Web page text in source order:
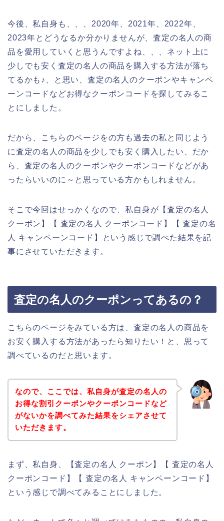
今後、私自身も、、、2020年、2021年、2022年、
2023年とどうなるか分かりませんが、査定の名人の商
品を愛用していくと思うんですよね、、、ネット上に
少しでも安く査定の名人の商品を購入する方法が落ち
てるかも♪、と思い、査定の名人のクーポンやキャンペ
ーンコードなどお得なクーポンコードを探してみるこ
とにしました。
だから、こちらのページをの方も過去の私と同じよう
に査定の名人の商品を少しでも安く購入したい、だか
ら、査定の名人のクーポンやクーポンコードなどがあ
ったらいいのに～と思っている方かもしれません。
そこで今回はせっかくなので、私自身が【査定の名人
クーポン】【 査定の名人 クーポンコード】【 査定の名
人 キャンペーンコード】という感じで調べた結果を記
事にさせていただきます。
査定の名人のクーポンってあるの？
こちらのページをみている方は、査定の名人の商品を
お安く購入する方法があったら知りたい！と、思って
調べているのだと思います。
なので、ここでは、私自身が査定の名人の
お得な割引クーポンやクーポンコードなど
がないかを調べてみた結果をシェアさせて
いただきます。
まず、私自身、【査定の名人 クーポン】【 査定の名人
クーポンコード】【 査定の名人 キャンペーンコード】
という感じで調べてみることにしました。